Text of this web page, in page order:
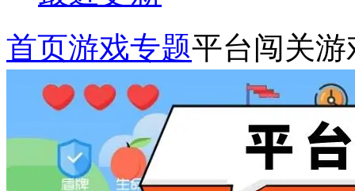
首页游戏专题平台闯关游